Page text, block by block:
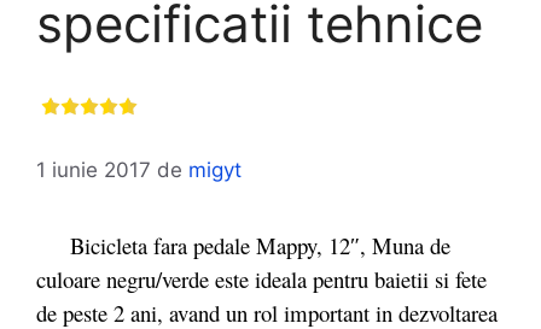
specificatii tehnice
1 iunie 2017 de migyt
Bicicleta fara pedale Mappy, 12″, Muna de
culoare negru/verde este ideala pentru baietii si fete
de peste 2 ani, avand un rol important in dezvoltarea